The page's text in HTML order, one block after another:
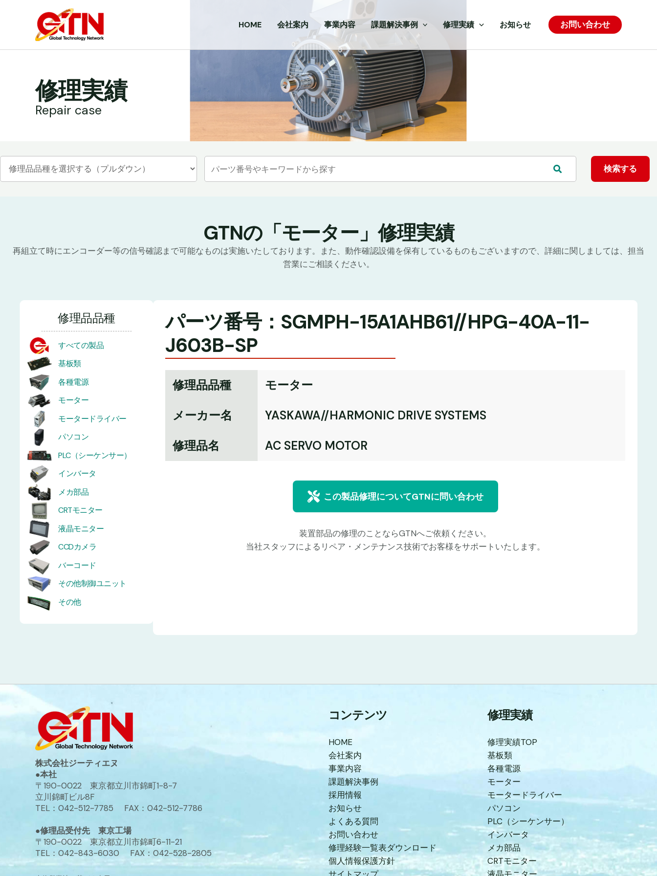
HOME 会社案内 事業内容 課題解決事例 修理実績 お知らせ お問い合わせ
修理実績
Repair case
GTNの「モーター」修理実績
再組立て時にエンコーダー等の信号確認まで可能なものは実施いたしております。また、動作確認設備を保有しているものもございますので、詳細に関しましては、担当
営業にご相談ください。
修理品品種
すべての製品
基板類
各種電源
モーター
モータードライバー
パソコン
PLC（シーケンサー）
インバータ
メカ部品
CRTモニター
液晶モニター
CCDカメラ
バーコード
その他制御ユニット
その他
パーツ番号：SGMPH-15A1AHB61//HPG-40A-11-
J603B-SP
修理品品種
モーター
メーカー名
YASKAWA//HARMONIC DRIVE SYSTEMS
修理品名
AC SERVO MOTOR
この製品修理についてGTNに問い合わせ
装置部品の修理のことならGTNへご依頼ください。
当社スタッフによるリペア・メンテナンス技術でお客様をサポートいたします。
株式会社ジーティエヌ
●本社
〒190-0022 東京都立川市錦町1-8-7
立川錦町ビル8F
TEL：042-512-7785 FAX：042-512-7786
●修理品受付先 東京工場
〒190-0022 東京都立川市錦町6-11-21
TEL：042-843-6030 FAX：042-528-2805
コンテンツ
HOME
会社案内
事業内容
課題解決事例
採用情報
お知らせ
よくある質問
お問い合わせ
修理経験一覧表ダウンロード
個人情報保護方針
修理実績
修理実績TOP
基板類
各種電源
モーター
モータードライバー
パソコン
PLC（シーケンサー）
インバータ
メカ部品
CRTモニター